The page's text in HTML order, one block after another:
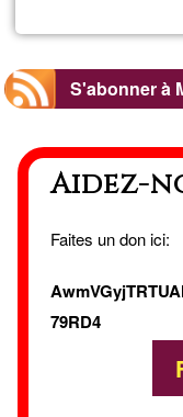
S'abonner à
Aidez-
Faites un don ici:
79RD4